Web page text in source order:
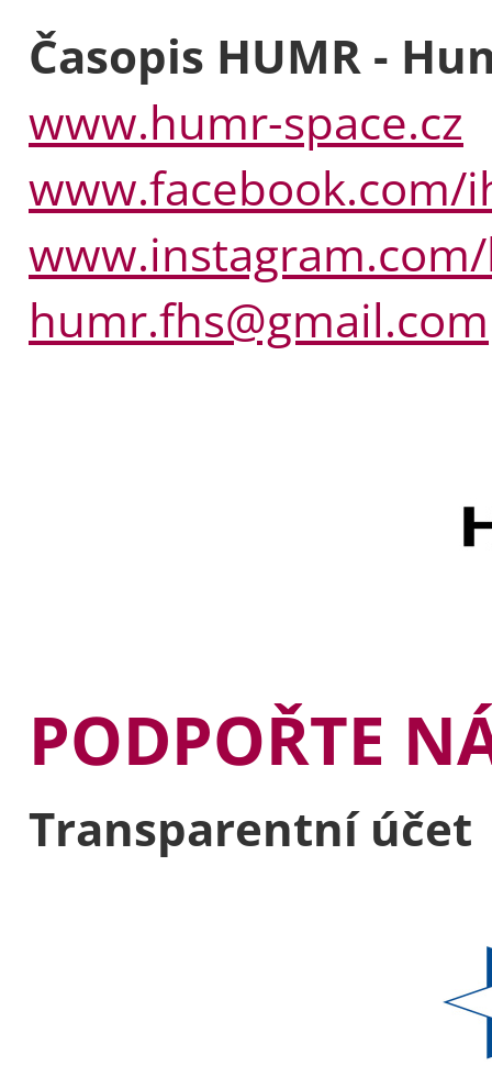
Časopis HUMR -
www.humr-space.cz
www.facebook.com/
humr.fhs@gmail.com
PODPOŘTE
Transparentní účet